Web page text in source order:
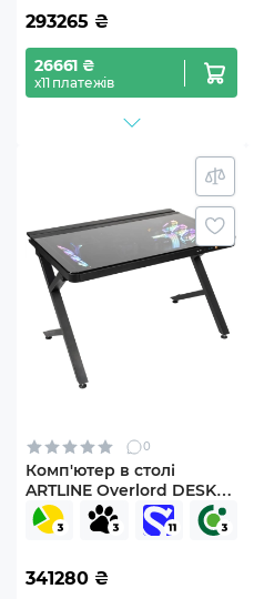
293265 ₴
26661 ₴
х11 платежів
0
Комп'ютер в столі
ARTLINE Overlord DESK
Windows 11 Pro
(DESKv19Win)
341280 ₴